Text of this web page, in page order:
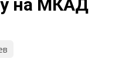
на МКАД